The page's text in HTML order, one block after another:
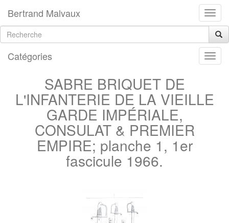
Bertrand Malvaux
Catégories
SABRE BRIQUET DE
L'INFANTERIE DE LA VIEILLE
GARDE IMPÉRIALE,
CONSULAT & PREMIER
EMPIRE; planche 1, 1er
fascicule 1966.